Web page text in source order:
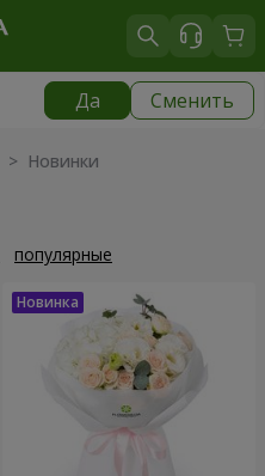
Да Сменить
> Новинки
популярные